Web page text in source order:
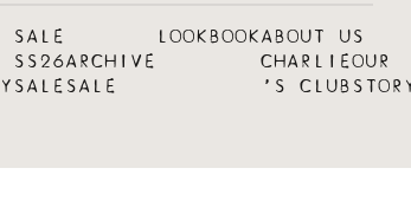
SALE
SS26
SALE
ARCHIVE
SALE
LOOKBOOKABOUT US
CHARLIE
´S CLUB
OUR